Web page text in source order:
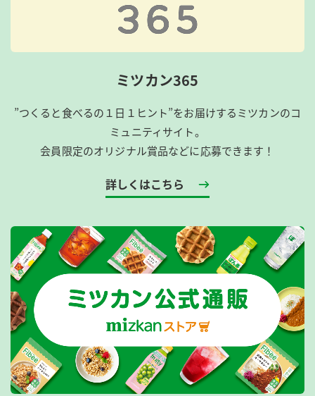
ミツカン365
”つくると食べるの１日１ヒント”をお届けするミツカンのコ
ミュニティサイト。
会員限定のオリジナル賞品などに応募できます！
詳しくはこちら